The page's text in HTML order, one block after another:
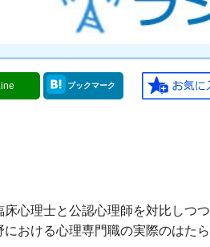
Line ブックマーク
心理士と公認心理師を対比しつ
における心理専門職の実際のはた